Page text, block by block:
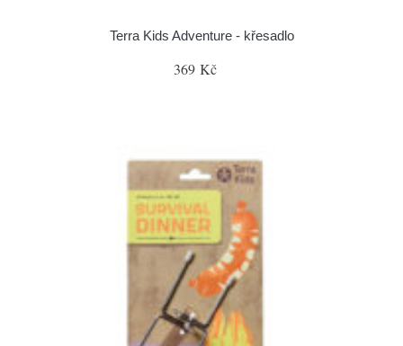
Terra Kids Adventure - křesadlo
369 Kč